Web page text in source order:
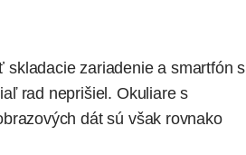
skladacie zariadeniea smartfóns
rad neprišiel. Okuliare s
dát sú však rovnako